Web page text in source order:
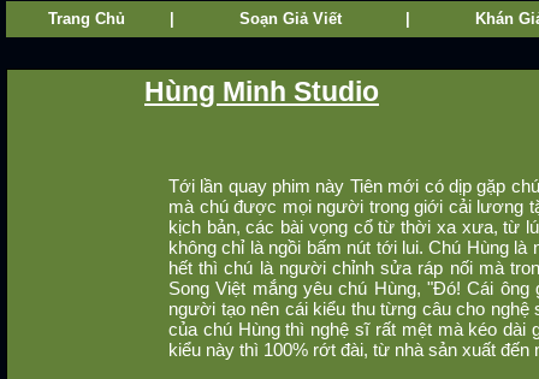
Trang Chủ Soạn Giả Viết Khán
Hùng Minh Studio
Tới lần quay phim này Tiên mới có dịp gặp
mà chú được mọi người trong giới cải lương
kịch bản, các bài vọng cổ từ thời xa xưa, từ
không chỉ là ngồi bấm nút tới lui. Chú Hùng
hết thì chú là người chỉnh sửa ráp nối mà
Song Việt mắng yêu chú Hùng, "Đó! Cái
người tạo nên cái kiểu thu từng câu cho
của chú Hùng thì nghệ sĩ rất mệt mà kéo dài
kiểu này thì 100% rớt đài, từ nhà sản xuất